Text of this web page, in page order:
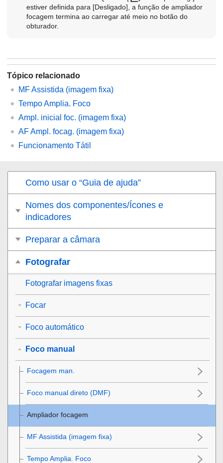
estiver definida para [Desligado] , a função de ampliador
focagem termina ao carregar até meio no botão do
obturador.
Tópico relacionado
MF Assistida (imagem fixa)
Tempo Amplia. Foco
Ampl. inicial foc. (imagem fixa)
AF Ampl. focag. (imagem fixa)
Funcionamento Tátil
Como usar o “Guia de ajuda”
Nomes dos componentes/Ícones e
indicadores
Preparar a câmara
Fotografar
Fotografar imagens fixas
Focar
Foco automático
Foco manual
Focagem man.
Foco manual direto (DMF)
Ampliador focagem
MF Assistida (imagem fixa)
Tempo Amplia. Foco